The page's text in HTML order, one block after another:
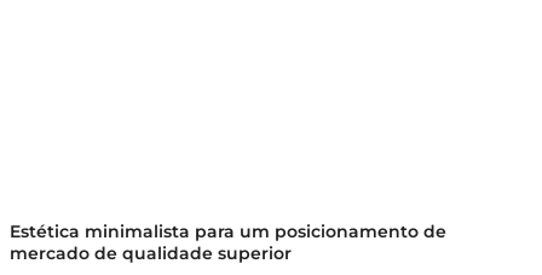
Estética minimalista para um posicionamento de
mercado de qualidade superior